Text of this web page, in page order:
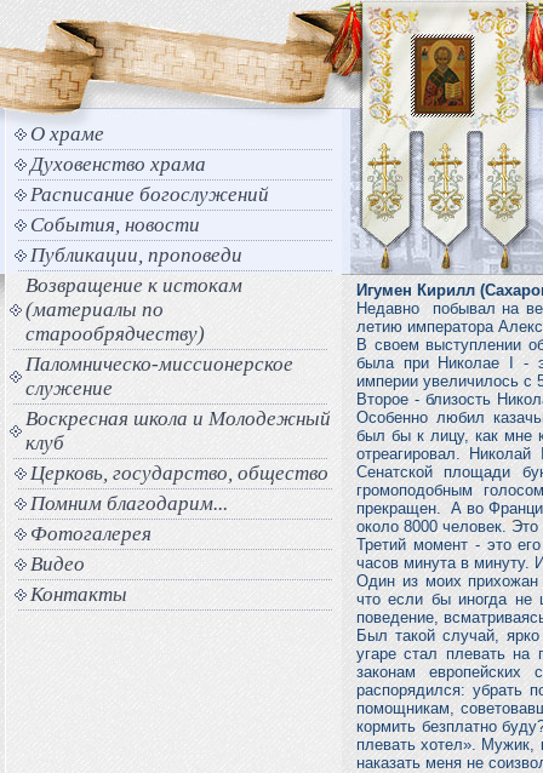
О храме
Духовенство храма
Расписание богослужений
События, новости
Публикации, проповеди
Возвращение к истокам
(материалы по
старообрядчеству)
Паломническо-миссионерское
служение
Воскресная школа и Молодежный
клуб
Церковь, государство, общество
Помним благодарим...
Фотогалерея
Видео
Контакты
Игумен Кирилл
Недавно побывал на
летию императора
В своем выступлении
была при Николае I -
империи увеличилось с
Второе - близость
Особенно любил
был бы к лицу, как мне
отреагировал.
Сенатской площади
громоподобным
прекращен. А во
около 8000 человек.
Третий момент - это
часов минута в минуту.
Один из моих прихожан
что если бы иногда не
поведение,
Был такой случай,
угаре стал плевать на
законам
распорядился: убрать
помощникам,
кормить безплатно
плевать хотел». Мужик,
наказать меня не